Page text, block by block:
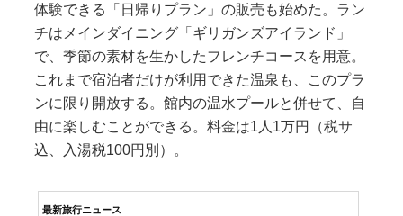
体験できる「日帰りプラン」の販売も始めた。ラン
チはメインダイニング「ギリガンズアイランド」
で、季節の素材を生かしたフレンチコースを用意。
これまで宿泊者だけが利用できた温泉も、このプラ
ンに限り開放する。館内の温水プールと併せて、自
由に楽しむことができる。料金は1人1万円（税サ
込、入湯税100円別）。
最新旅行ニュース